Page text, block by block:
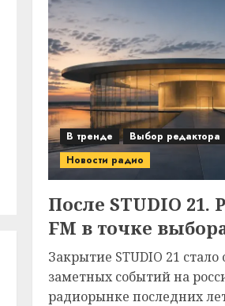
В тренде Выбор редактора
Новости радио
После STUDIO 21.
FM в точке
Закрытие STUDIO 21
заметных событий на
радиорынке последних